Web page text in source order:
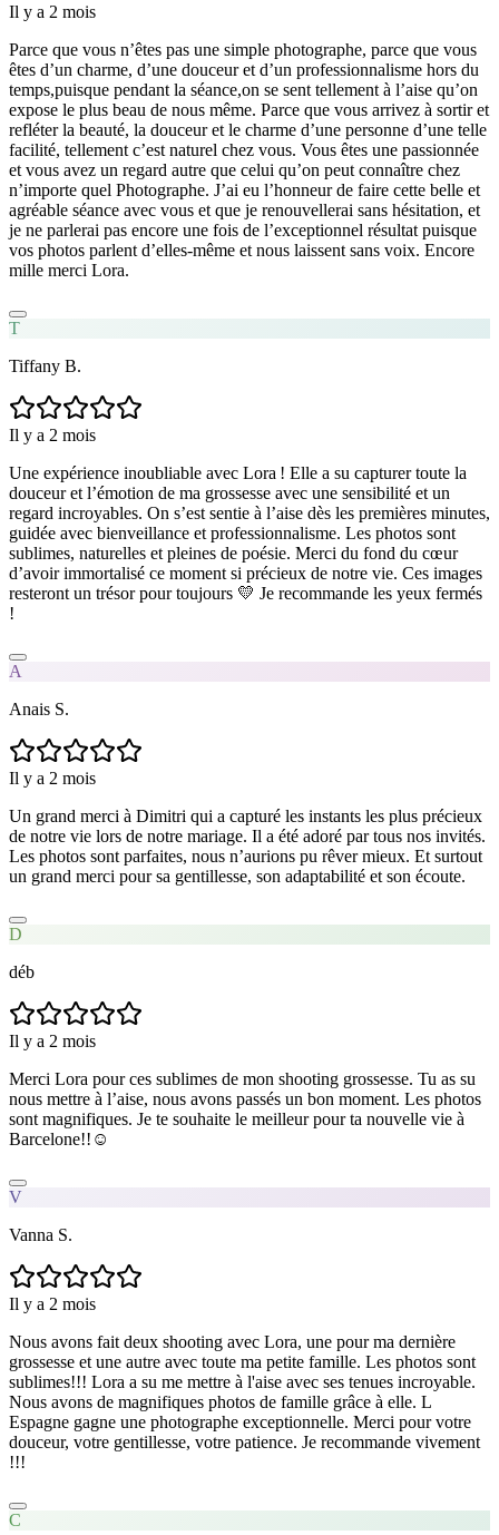
Il y a 2 mois
Parce que vous n’êtes pas une simple photographe, parce que vous
êtes d’un charme, d’une douceur et d’un professionnalisme hors du
temps,puisque pendant la séance,on se sent tellement à l’aise qu’on
expose le plus beau de nous même. Parce que vous arrivez à sortir et
refléter la beauté, la douceur et le charme d’une personne d’une telle
facilité, tellement c’est naturel chez vous. Vous êtes une passionnée
et vous avez un regard autre que celui qu’on peut connaître chez
n’importe quel Photographe. J’ai eu l’honneur de faire cette belle et
agréable séance avec vous et que je renouvellerai sans hésitation, et
je ne parlerai pas encore une fois de l’exceptionnel résultat puisque
vos photos parlent d’elles-même et nous laissent sans voix. Encore
mille merci Lora.
T
Tiffany B.
Il y a 2 mois
Une expérience inoubliable avec Lora ! Elle a su capturer toute la
douceur et l’émotion de ma grossesse avec une sensibilité et un
regard incroyables. On s’est sentie à l’aise dès les premières minutes,
guidée avec bienveillance et professionnalisme. Les photos sont
sublimes, naturelles et pleines de poésie. Merci du fond du cœur
d’avoir immortalisé ce moment si précieux de notre vie. Ces images
resteront un trésor pour toujours 💛 Je recommande les yeux fermés
!
A
Anais S.
Il y a 2 mois
Un grand merci à Dimitri qui a capturé les instants les plus précieux
de notre vie lors de notre mariage. Il a été adoré par tous nos invités.
Les photos sont parfaites, nous n’aurions pu rêver mieux. Et surtout
un grand merci pour sa gentillesse, son adaptabilité et son écoute.
D
déb
Il y a 2 mois
Merci Lora pour ces sublimes de mon shooting grossesse. Tu as su
nous mettre à l’aise, nous avons passés un bon moment. Les photos
sont magnifiques. Je te souhaite le meilleur pour ta nouvelle vie à
Barcelone!!☺️
V
Vanna S.
Il y a 2 mois
Nous avons fait deux shooting avec Lora, une pour ma dernière
grossesse et une autre avec toute ma petite famille. Les photos sont
sublimes!!! Lora a su me mettre à l'aise avec ses tenues incroyable.
Nous avons de magnifiques photos de famille grâce à elle. L
Espagne gagne une photographe exceptionnelle. Merci pour votre
douceur, votre gentillesse, votre patience. Je recommande vivement
!!!
C